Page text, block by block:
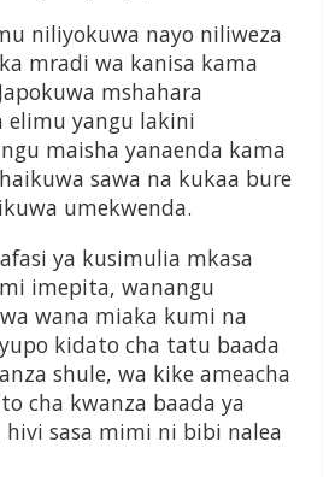
niliyokuwa nayo niliweza
mradi wa kanisa kama
mshahara
elimu yangu lakini
maisha yanaenda kama
sawa na kukaa bure
umekwenda.
ya kusimulia mkasa
imepita, wanangu
wana miaka kumi na
kidato cha tatu baada
shule, wa kike ameacha
cha kwanza baada ya
sasa mimi ni bibi nalea